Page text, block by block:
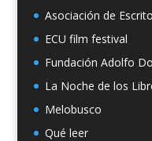
Asociación de
ECU film festival
Fundación Adolfo
La Noche de los
Melobusco
Qué leer